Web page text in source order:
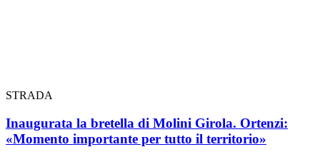
STRADA
Inaugurata la bretella di Molini Girola. Ortenzi:
«Momento importante per tutto il territorio»